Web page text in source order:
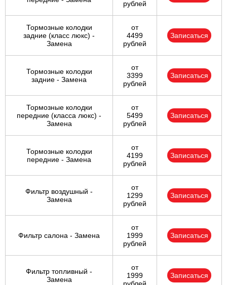
рублей
Тормозные колодки
задние (класс люкс) -
Замена
от
4499
рублей
Записаться
Тормозные колодки
задние - Замена
от
3399
рублей
Записаться
Тормозные колодки
передние (класса люкс) -
Замена
от
5499
рублей
Записаться
Тормозные колодки
передние - Замена
от
4199
рублей
Записаться
Фильтр воздушный -
Замена
от
1299
рублей
Записаться
Фильтр салона - Замена
от
1999
рублей
Записаться
Фильтр топливный -
Замена
от
1999
Записаться